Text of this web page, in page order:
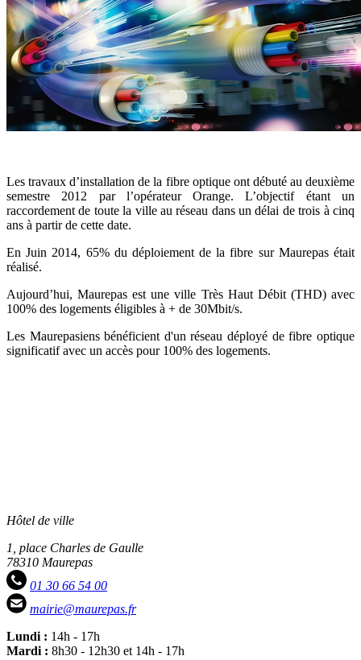
Les travaux d’installation de la fibre optique ont débuté au deuxième
semestre 2012 par l’opérateur Orange. L’objectif étant un
raccordement de toute la ville au réseau dans un délai de trois à cinq
ans à partir de cette date.
En Juin 2014, 65% du déploiement de la fibre sur Maurepas était
réalisé.
Aujourd’hui, Maurepas est une ville Très Haut Débit (THD) avec
100% des logements éligibles à + de 30Mbit/s.
Les Maurepasiens bénéficient d'un réseau déployé de fibre optique
significatif avec un accès pour 100% des logements.
Hôtel de ville
1, place Charles de Gaulle
78310 Maurepas
01 30 66 54 00
mairie@maurepas.fr
Lundi : 14h - 17h
Mardi : 8h30 - 12h30 et 14h - 17h